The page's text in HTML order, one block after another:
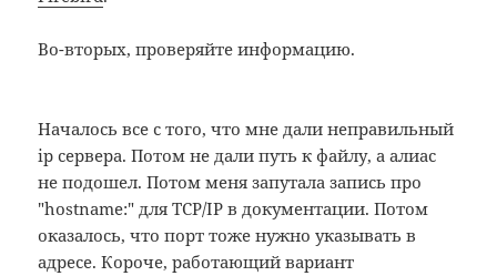
Во-вторых, проверяйте информацию.
Началось все с того, что мне дали неправильный
ip сервера. Потом не дали путь к файлу, а алиас
не подошел. Потом меня запутала запись про
"hostname:" для TCP/IP в документации. Потом
оказалось, что порт тоже нужно указывать в
адресе. Короче, работающий вариант